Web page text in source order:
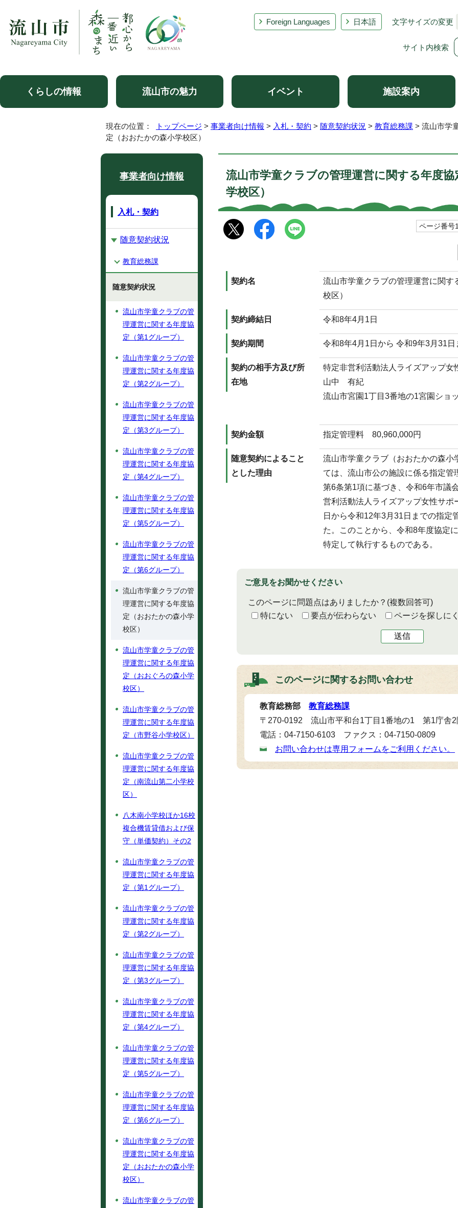
Foreign Languages 日本語 文字サイズの変更
サイト内検索
くらしの情報 流山市の魅力 イベント 施設案内
現在の位置： トップページ > 事業者向け情報 > 入札・契約 > 随意契約状況 > 教育総務課 > 流山市学
定（おおたかの森小学校区）
流山市学童クラブの管理運営に関する年度
学校区）
ページ番号
契約名
流山市学童クラブの管理運営に関す
校区）
契約締結日 令和8年4月1日
契約期間 令和8年4月1日から 令和9年3月31日
契約の相手方及び所
在地
特定非営利活動法人ライズアップ
山中 有紀
流山市宮園1丁目3番地の1宮園ショ
契約金額 指定管理料 80,960,000円
随意契約によること
とした理由
流山市学童クラブ（おおたかの森小
ては、流山市公の施設に係る指定
第6条第1項に基づき、令和6年市議
営利活動法人ライズアップ女性サ
日から令和12年3月31日までの指定
た。このことから、令和8年度協定
特定して執行するものである。
ご意見をお聞かせください
このページに問題点はありましたか？ (複数回答可)
特にない
要点が伝わらない ページを探しに
送信
このページに関するお問い合わせ
教育総務部 教育総務課
〒270-0192 流山市平和台1丁目1番地の1 第1庁舎2
電話：04-7150-6103 ファクス：04-7150-0809
お問い合わせは専用フォームをご利用ください。
事業者向け情報
入札・契約
随意契約状況
教育総務課
随意契約状況
流山市学童クラブの管
理運営に関する年度協
定（第1グループ）
流山市学童クラブの管
理運営に関する年度協
定（第2グループ）
流山市学童クラブの管
理運営に関する年度協
定（第3グループ）
流山市学童クラブの管
理運営に関する年度協
定（第4グループ）
流山市学童クラブの管
理運営に関する年度協
定（第5グループ）
流山市学童クラブの管
理運営に関する年度協
定（第6グループ）
流山市学童クラブの管
理運営に関する年度協
定（おおたかの森小学
校区）
流山市学童クラブの管
理運営に関する年度協
定（おおぐろの森小学
校区）
流山市学童クラブの管
理運営に関する年度協
定（市野谷小学校区）
流山市学童クラブの管
理運営に関する年度協
定（南流山第二小学校
区）
八木南小学校ほか16校
複合機賃貸借および保
守（単価契約）その2
流山市学童クラブの管
理運営に関する年度協
定（第1グループ）
流山市学童クラブの管
理運営に関する年度協
定（第2グループ）
流山市学童クラブの管
理運営に関する年度協
定（第3グループ）
流山市学童クラブの管
理運営に関する年度協
定（第4グループ）
流山市学童クラブの管
理運営に関する年度協
定（第5グループ）
流山市学童クラブの管
理運営に関する年度協
定（第6グループ）
流山市学童クラブの管
理運営に関する年度協
定（おおたかの森小学
校区）
流山市学童クラブの管